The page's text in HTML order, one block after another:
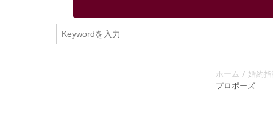
ホーム 婚約
プロポーズ